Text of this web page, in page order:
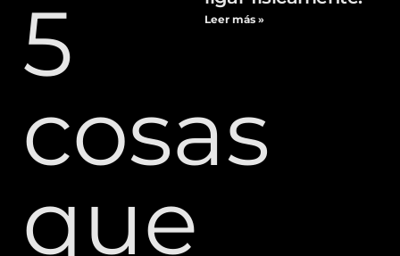
5
cosas
que
Leer más »